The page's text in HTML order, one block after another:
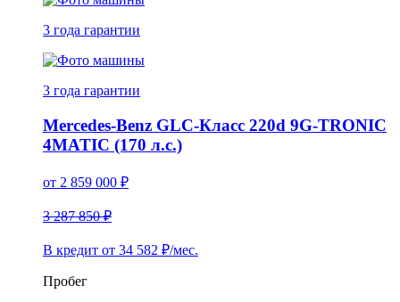
3 года гарантии
3 года гарантии
Mercedes-Benz GLC-Класс 220d 9G-TRONIC
4MATIC (170 л.с.)
от 2 859 000 ₽
3 287 850 ₽
В кредит от 34 582 ₽/мес.
Пробег